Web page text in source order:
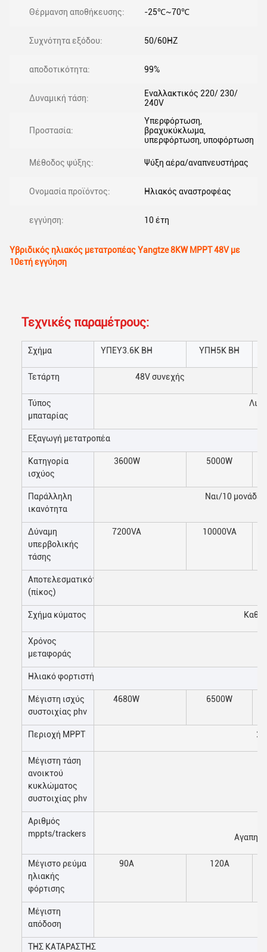
Θέρμανση αποθήκευσης: -25℃~70℃
Συχνότητα εξόδου: 50/60HZ
αποδοτικότητα: 99%
Δυναμική τάση:
Εναλλακτικός 220/ 230/
240V
Προστασία:
Υπερφόρτωση,
βραχυκύκλωμα,
υπερφόρτωση, υποφόρτωση
Μέθοδος ψύξης: Ψύξη αέρα/αναπνευστήρας
Ονομασία προϊόντος: Ηλιακός αναστροφέας
εγγύηση: 10 έτη
Υβριδικός ηλιακός μετατροπέας Yangtze 8KW MPPT 48V με
10ετή εγγύηση
Τεχνικές παραμέτρους:
Σχήμα ΥΠΕΥ3.6K BH ΥΠΗ5Κ BH
Τετάρτη 48V συνεχής
Τύπος
μπαταρίας
Εξαγωγή μετατροπέα
Κατηγορία
ισχύος
3600W 5000W
Παράλληλη
ικανότητα
Ναι/10
Δύναμη
υπερβολικής
τάσης
7200VA 10000VA
Αποτελεσματικότητα
(πίκος)
Σχήμα κύματος
Χρόνος
μεταφοράς
Ηλιακό φορτιστή
Μέγιστη ισχύς
συστοιχίας phv
4680W 6500W
Περιοχή MPPT
Μέγιστη τάση
ανοικτού
κυκλώματος
συστοιχίας phv
Αριθμός
mppts/trackers
Μέγιστο ρεύμα
ηλιακής
φόρτισης
90A 120Α
Μέγιστη
απόδοση
ΤΗΣ ΚΑΤΑΡΑΣΤΗΣ